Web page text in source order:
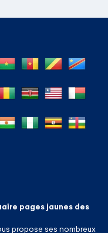
pages jaunes des
propose ses nombreux